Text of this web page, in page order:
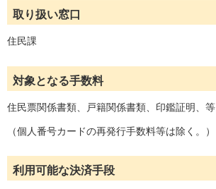
取り扱い窓口
住民課
対象となる手数料
住民票関係書類、戸籍関係書類、印鑑証明、等
（個人番号カードの再発行手数料等は除く。）
利用可能な決済手段